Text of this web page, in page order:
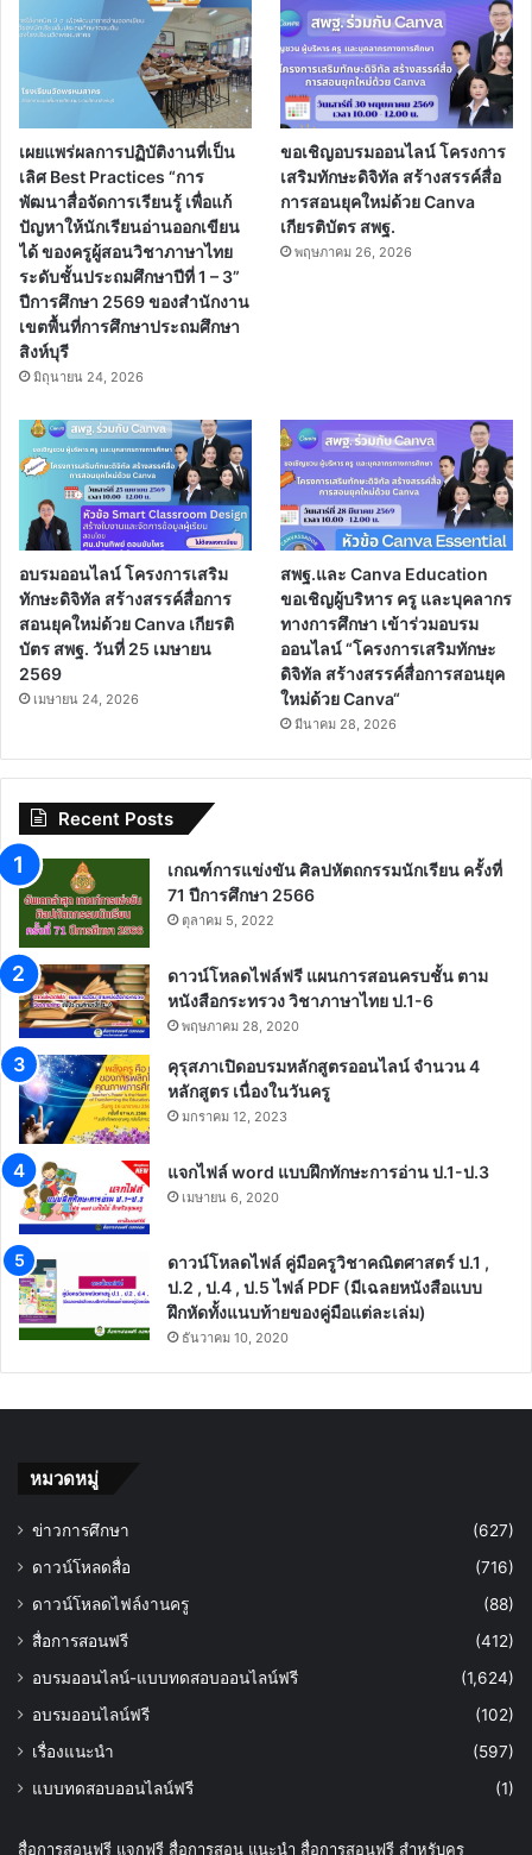
เผยแพร่ผลการปฏิบัติงานที่เป็น
เลิศ Best Practices “การ
พัฒนาสื่อจัดการเรียนรู้ เพื่อแก้
ปัญหาให้นักเรียนอ่านออกเขียน
ได้ ของครูผู้สอนวิชาภาษาไทย
ระดับชั้นประถมศึกษาปีที่ 1 – 3”
ปีการศึกษา 2569 ของสำนักงาน
เขตพื้นที่การศึกษาประถมศึกษา
สิงห์บุรี
มิถุนายน 24, 2026
ขอเชิญอบรมออนไลน์ โครงการ
เสริมทักษะดิจิทัล สร้างสรรค์สื่อ
การสอนยุคใหม่ด้วย Canva
เกียรติบัตร สพฐ.
พฤษภาคม 26, 2026
อบรมออนไลน์ โครงการเสริม
ทักษะดิจิทัล สร้างสรรค์สื่อการ
สอนยุคใหม่ด้วย Canva เกียรติ
บัตร สพฐ. วันที่ 25 เมษายน
2569
เมษายน 24, 2026
สพฐ.และ Canva Education
ขอเชิญผู้บริหาร ครู และบุคลากร
ทางการศึกษา เข้าร่วมอบรม
ออนไลน์ “โครงการเสริมทักษะ
ดิจิทัล สร้างสรรค์สื่อการสอนยุค
ใหม่ด้วย Canva“
มีนาคม 28, 2026
Recent Posts
เกณฑ์การแข่งขัน ศิลปหัตถกรรมนักเรียน ครั้งที่
71 ปีการศึกษา 2566
ตุลาคม 5, 2022
ดาวน์โหลดไฟล์ฟรี แผนการสอนครบชั้น ตาม
หนังสือกระทรวง วิชาภาษาไทย ป.1-6
พฤษภาคม 28, 2020
คุรุสภาเปิดอบรมหลักสูตรออนไลน์ จำนวน 4
หลักสูตร เนื่องในวันครู
มกราคม 12, 2023
แจกไฟล์ word แบบฝึกทักษะการอ่าน ป.1-ป.3
เมษายน 6, 2020
ดาวน์โหลดไฟล์ คู่มือครูวิชาคณิตศาสตร์ ป.1 ,
ป.2 , ป.4 , ป.5 ไฟล์ PDF (มีเฉลยหนังสือแบบ
ฝึกหัดทั้งแนบท้ายของคู่มือแต่ละเล่ม)
ธันวาคม 10, 2020
หมวดหมู่
ข่าวการศึกษา
(627)
ดาวน์โหลดสื่อ
(716)
ดาวน์โหลดไฟล์งานครู
(88)
สื่อการสอนฟรี
(412)
อบรมออนไลน์-แบบทดสอบออนไลน์ฟรี
(1,624)
อบรมออนไลน์ฟรี
(102)
เรื่องแนะนำ
(597)
แบบทดสอบออนไลน์ฟรี
(1)
สื่อการสอนฟรี แจกฟรี สื่อการสอน แนะนำ สื่อการสอนฟรี สำหรับครู